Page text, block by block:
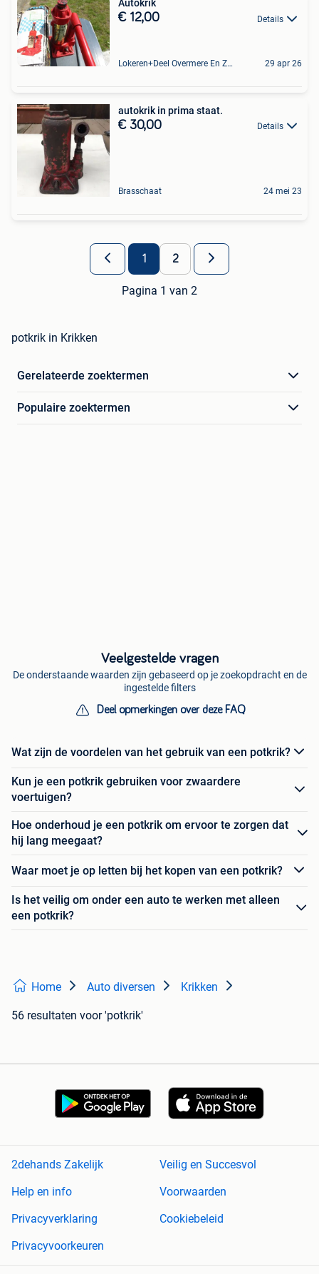
Autokrik
€ 12,00 Details
Lokeren+Deel Overmere En Zele 29 apr 26
autokrik in prima staat.
€ 30,00 Details
Brasschaat 24 mei 23
1 2
Pagina 1 van 2
potkrik in Krikken
Gerelateerde zoektermen
Populaire zoektermen
Veelgestelde vragen
De onderstaande waarden zijn gebaseerd op je zoekopdracht en de
ingestelde filters
Deel opmerkingen over deze FAQ
Wat zijn de voordelen van het gebruik van een potkrik?
Kun je een potkrik gebruiken voor zwaardere
voertuigen?
Hoe onderhoud je een potkrik om ervoor te zorgen dat
hij lang meegaat?
Waar moet je op letten bij het kopen van een potkrik?
Is het veilig om onder een auto te werken met alleen
een potkrik?
Home Auto diversen Krikken
56 resultaten voor 'potkrik'
2dehands Zakelijk
Veilig en Succesvol
Help en info
Voorwaarden
Privacyverklaring
Cookiebeleid
Privacyvoorkeuren